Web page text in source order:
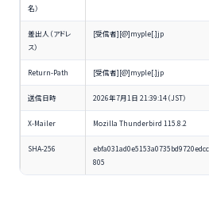
名）
差出人（アドレ
ス）
[受信者][@]myple[.]jp
Return-Path [受信者][@]myple[.]jp
送信日時 2026年7月1日 21:39:14（JST）
X-Mailer Mozilla Thunderbird 115.8.2
SHA-256
805